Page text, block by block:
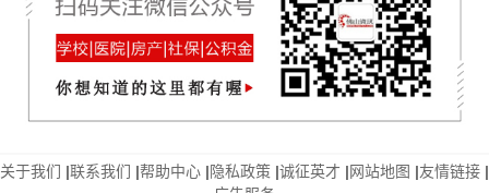
关于我们 |联系我们 |帮助中心 |隐私政策 |诚征英才 |网站地图 |友情链接 |